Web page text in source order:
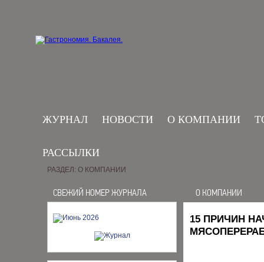
ЖУРНАЛ НОВОСТИ О КОМПАНИИ
РАССЫЛКИ
СВЕЖИЙ НОМЕР ЖУРНАЛА
РАЗДЕЛ: О КОМПАНИИ
О КОМПАНИИ
15 ПРИЧИН